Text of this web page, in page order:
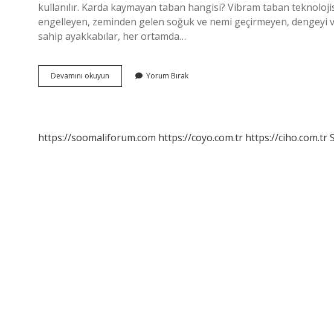
kullanılır. Karda kaymayan taban hangisi? Vibram taban
engelleyen, zeminden gelen soğuk ve nemi geçirmeyen,
sahip ayakkabılar, her ortamda…
Devamını okuyun
Bot
Yorum Bırak
https://soomaliforum.com https://coyo.com.tr https://ciho.com.tr